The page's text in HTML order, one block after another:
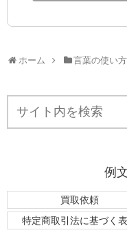
ホーム 言葉の使い
例
買取依頼
特定商取引法に基づく